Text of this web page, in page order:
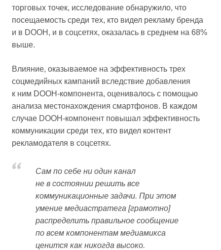
торговых точек, исследование обнаружило, что
посещаемость среди тех, кто видел рекламу бренда
и в DOOH, и в соцсетях, оказалась в среднем на 68%
выше.
Влияние, оказываемое на эффективность трех
соцмедийных кампаний вследствие добавления
к ним DOOH-компонента, оценивалось с помощью
анализа местонахождения смартфонов. В каждом
случае DOOH-компонент повышал эффективность
коммуникации среди тех, кто видел контент
рекламодателя в соцсетях.
Сам по себе ни один канал
не в состоянии решить все
коммуникационные задачи. При этом
умение медиастратега [грамотно]
распределить правильное сообщение
по всем компонентам медиамикса
ценится как никогда высоко.